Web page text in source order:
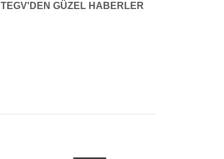
TEGV'DEN GÜZEL HABERLER